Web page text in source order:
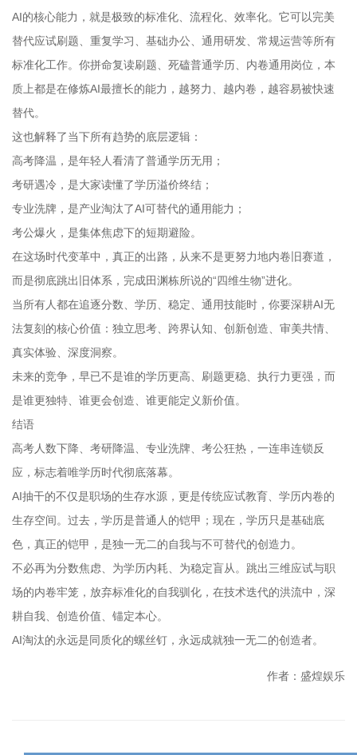
AI的核心能力，就是极致的标准化、流程化、效率化。它可以完美
替代应试刷题、重复学习、基础办公、通用研发、常规运营等所有
标准化工作。你拼命复读刷题、死磕普通学历、内卷通用岗位，本
质上都是在修炼AI最擅长的能力，越努力、越内卷，越容易被快速
替代。
这也解释了当下所有趋势的底层逻辑：
高考降温，是年轻人看清了普通学历无用；
考研遇冷，是大家读懂了学历溢价终结；
专业洗牌，是产业淘汰了AI可替代的通用能力；
考公爆火，是集体焦虑下的短期避险。
在这场时代变革中，真正的出路，从来不是更努力地内卷旧赛道，
而是彻底跳出旧体系，完成田渊栋所说的“四维生物”进化。
当所有人都在追逐分数、学历、稳定、通用技能时，你要深耕AI无
法复刻的核心价值：独立思考、跨界认知、创新创造、审美共情、
真实体验、深度洞察。
未来的竞争，早已不是谁的学历更高、刷题更稳、执行力更强，而
是谁更独特、谁更会创造、谁更能定义新价值。
结语
高考人数下降、考研降温、专业洗牌、考公狂热，一连串连锁反
应，标志着唯学历时代彻底落幕。
AI抽干的不仅是职场的生存水源，更是传统应试教育、学历内卷的
生存空间。过去，学历是普通人的铠甲；现在，学历只是基础底
色，真正的铠甲，是独一无二的自我与不可替代的创造力。
不必再为分数焦虑、为学历内耗、为稳定盲从。跳出三维应试与职
场的内卷牢笼，放弃标准化的自我驯化，在技术迭代的洪流中，深
耕自我、创造价值、锚定本心。
AI淘汰的永远是同质化的螺丝钉，永远成就独一无二的创造者。
作者：盛煌娱乐